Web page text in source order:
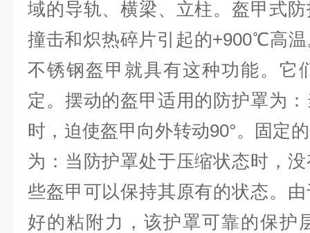
域的导轨、横梁、立柱。盔甲式
撞击和炽热碎片引起的+900℃高
不锈钢盔甲就具有这种功能。它
定。摆动的盔甲适用的防护罩为
时，迫使盔甲向外转动90°。固定
为：当防护罩处于压缩状态时，
些盔甲可以保持其原有的状态。
好的粘附力，该护罩可靠的保护